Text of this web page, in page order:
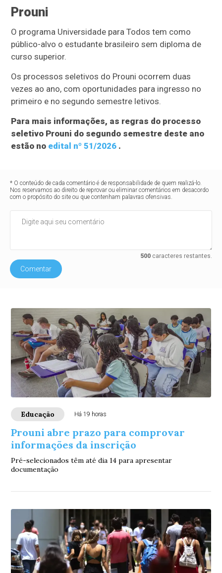
Prouni
O programa Universidade para Todos tem como
público-alvo o estudante brasileiro sem diploma de
curso superior.
Os processos seletivos do Prouni ocorrem duas
vezes ao ano, com oportunidades para ingresso no
primeiro e no segundo semestre letivos.
Para mais informações, as regras do processo
seletivo Prouni do segundo semestre deste ano
estão no edital nº 51/2026 .
* O conteúdo de cada comentário é de responsabilidade de quem realizá-lo.
Nos reservamos ao direito de reprovar ou eliminar comentários em desacordo
com o propósito do site ou que contenham palavras ofensivas.
500caracteres restantes.
Comentar
Educação Há 19 horas
Prouni abre prazo para comprovar
informações da inscrição
Pré-selecionados têm até dia 14 para apresentar
documentação